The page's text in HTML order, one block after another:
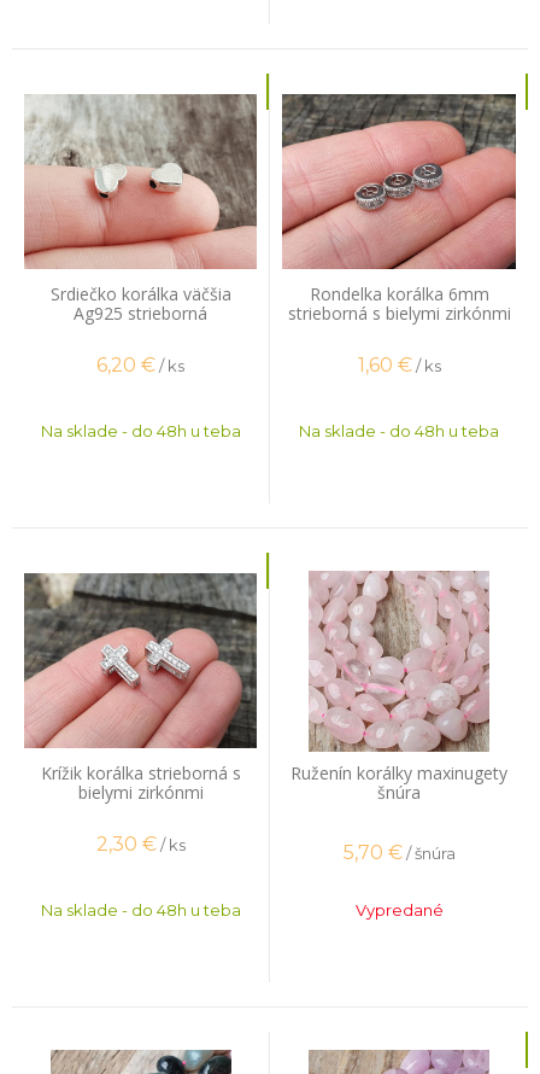
Srdiečko korálka väčšia
Ag925 strieborná
6,20 €/ ks
Na sklade - do 48h u teba
Rondelka korálka 6mm
strieborná s bielymi zirkónmi
1,60 € / ks
Na sklade - do 48h u teba
Krížik korálka strieborná s
bielymi zirkónmi
2,30 € / ks
Na sklade - do 48h u teba
Ruženín korálky maxinugety
šnúra
5,70 € / šnúra
Vypredané